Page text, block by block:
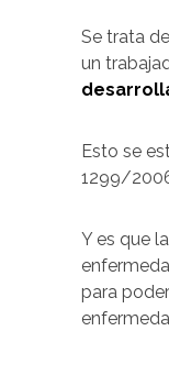
Se trata
un
Esto se
1299/
Y es que
para